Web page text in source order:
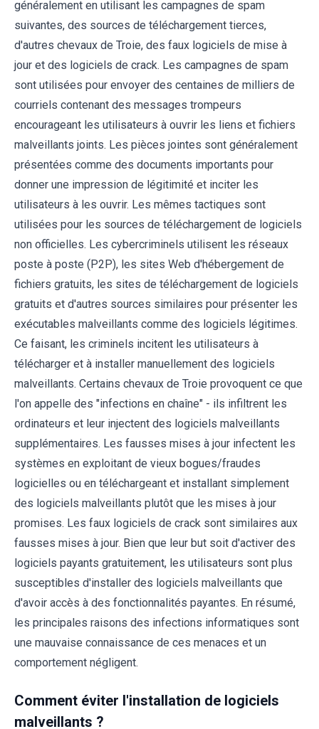
généralement en utilisant les campagnes de spam
suivantes, des sources de téléchargement tierces,
d'autres chevaux de Troie, des faux logiciels de mise à
jour et des logiciels de crack. Les campagnes de spam
sont utilisées pour envoyer des centaines de milliers de
courriels contenant des messages trompeurs
encourageant les utilisateurs à ouvrir les liens et fichiers
malveillants joints. Les pièces jointes sont généralement
présentées comme des documents importants pour
donner une impression de légitimité et inciter les
utilisateurs à les ouvrir. Les mêmes tactiques sont
utilisées pour les sources de téléchargement de logiciels
non officielles. Les cybercriminels utilisent les réseaux
poste à poste (P2P), les sites Web d'hébergement de
fichiers gratuits, les sites de téléchargement de logiciels
gratuits et d'autres sources similaires pour présenter les
exécutables malveillants comme des logiciels légitimes.
Ce faisant, les criminels incitent les utilisateurs à
télécharger et à installer manuellement des logiciels
malveillants. Certains chevaux de Troie provoquent ce que
l'on appelle des "infections en chaîne" - ils infiltrent les
ordinateurs et leur injectent des logiciels malveillants
supplémentaires. Les fausses mises à jour infectent les
systèmes en exploitant de vieux bogues/fraudes
logicielles ou en téléchargeant et installant simplement
des logiciels malveillants plutôt que les mises à jour
promises. Les faux logiciels de crack sont similaires aux
fausses mises à jour. Bien que leur but soit d'activer des
logiciels payants gratuitement, les utilisateurs sont plus
susceptibles d'installer des logiciels malveillants que
d'avoir accès à des fonctionnalités payantes. En résumé,
les principales raisons des infections informatiques sont
une mauvaise connaissance de ces menaces et un
comportement négligent.
Comment éviter l'installation de logiciels
malveillants ?